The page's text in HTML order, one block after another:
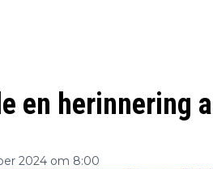
en herinnering
2024 om 8:00